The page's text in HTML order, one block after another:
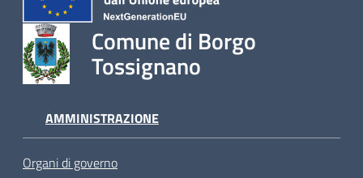
Comune di Borgo
Tossignano
AMMINISTRAZIONE
Organi di governo